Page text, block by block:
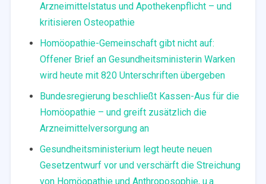
Arzneimittelstatus und Apothekenpflicht – und
kritisieren Osteopathie
Homöopathie-Gemeinschaft gibt nicht auf:
Offener Brief an Gesundheitsministerin Warken
wird heute mit 820 Unterschriften übergeben
Bundesregierung beschließt Kassen-Aus für die
Homöopathie – und greift zusätzlich die
Arzneimittelversorgung an
Gesundheitsministerium legt heute neuen
Gesetzentwurf vor und verschärft die Streichung
von Homöopathie und Anthroposophie, u.a.